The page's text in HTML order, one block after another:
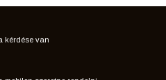
kérdése van